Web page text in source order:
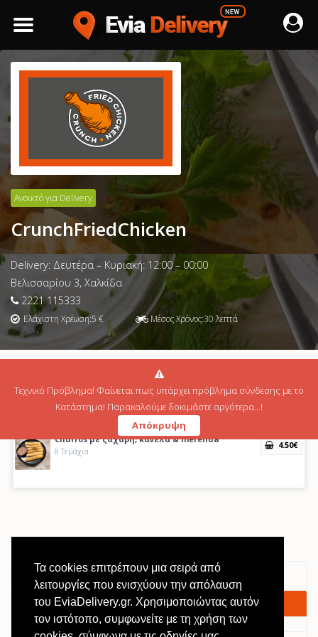
Τα cookies επιτρέπουν μια σειρά από
λειτουργίες που ενισχύουν την απόλαυση
του EviaDelivery.gr. Χρησιμοποιώντας αυτόν
τον ιστότοπο, συμφωνείτε με τη χρήση των
Ανοικτό για Delivery
CrunchFriedChicken
Delivery: Δευτέρα – Κυριακή: 12:00 – 00:00
Βελισσαρίου 3, Χαλκίδα
2221 115333
Ελάχιστη Χρέωση:5 € Μέσος Χρόνος:30 λεπτά
Churros με ζάχαρη & κανέλα
8 Tεμάχια
Churros με ζάχαρη, κανέλα & merenda
8 Tεμάχια
4.50€
Καλάθι
Τεχνικό Πρόβλημα! Φαίνεται πως υπάρχει πρόβλημα σύνδεσης με το
Κατάστημα! Παρακαλούμε δοκιμάστε αργότερα...!
Απόκρυψη